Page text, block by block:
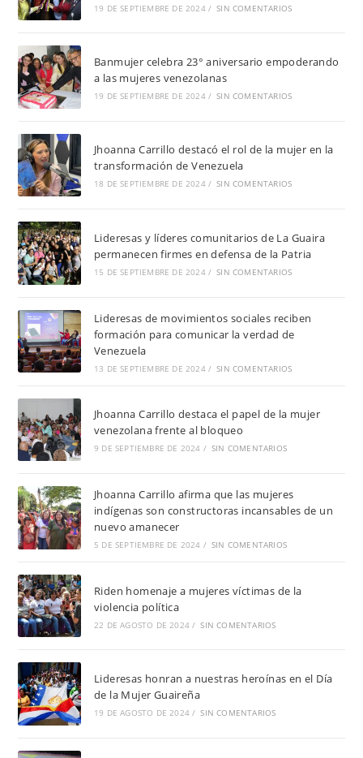
19 DE SEPTIEMBRE DE 2024 / SIN COMENTARIOS
Banmujer celebra 23° aniversario empoderando
a las mujeres venezolanas
19 DE SEPTIEMBRE DE 2024 / SIN COMENTARIOS
Jhoanna Carrillo destacó el rol de la mujer en la
transformación de Venezuela
18 DE SEPTIEMBRE DE 2024 / SIN COMENTARIOS
Lideresas y líderes comunitarios de La Guaira
permanecen firmes en defensa de la Patria
15 DE SEPTIEMBRE DE 2024 / SIN COMENTARIOS
Lideresas de movimientos sociales reciben
formación para comunicar la verdad de
Venezuela
13 DE SEPTIEMBRE DE 2024 / SIN COMENTARIOS
Jhoanna Carrillo destaca el papel de la mujer
venezolana frente al bloqueo
9 DE SEPTIEMBRE DE 2024 / SIN COMENTARIOS
Jhoanna Carrillo afirma que las mujeres
indígenas son constructoras incansables de un
nuevo amanecer
5 DE SEPTIEMBRE DE 2024 / SIN COMENTARIOS
Riden homenaje a mujeres víctimas de la
violencia política
22 DE AGOSTO DE 2024 / SIN COMENTARIOS
Lideresas honran a nuestras heroínas en el Día
de la Mujer Guaireña
19 DE AGOSTO DE 2024 / SIN COMENTARIOS